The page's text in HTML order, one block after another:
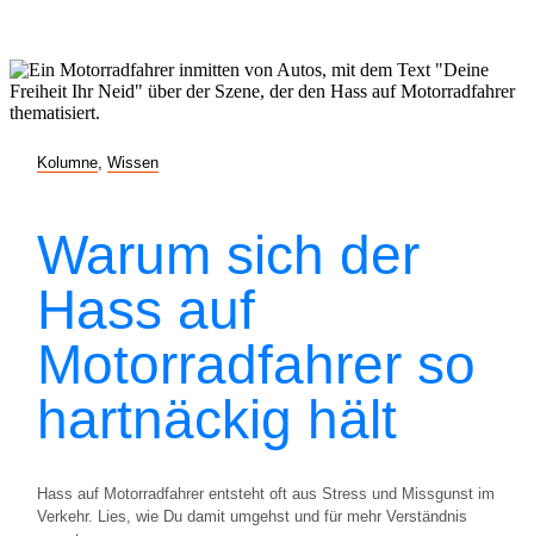
Kolumne Wissen
Warum sich der
Hass auf
Motorradfahrer so
hartnäckig hält
Hass auf Motorradfahrer entsteht oft aus Stress und Missgunst im
Verkehr. Lies, wie Du damit umgehst und für mehr Verständnis